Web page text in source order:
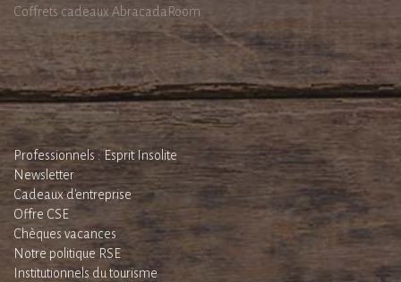
Coffrets cadeaux AbracadaRoom
Professionnels : Esprit Insolite
Newsletter
Cadeaux d'entreprise
Offre CSE
Chèques vacances
Notre politique RSE
Institutionnels du tourisme